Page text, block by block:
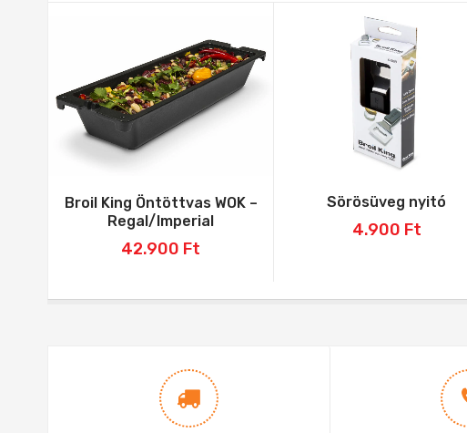
Broil King Öntöttvas WOK –
Regal/Imperial
42.900 Ft
Sörösüveg nyitó
4.900 Ft